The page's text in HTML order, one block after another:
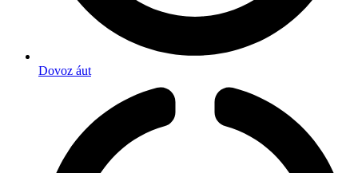
Dovoz áut